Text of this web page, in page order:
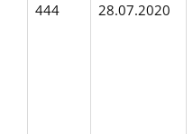
444
28.07.2020